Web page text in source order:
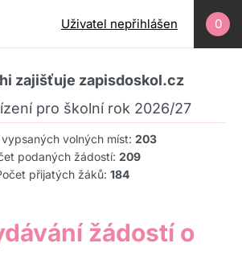
Uživatel nepřihlášen
0
zajišťuje zapisdoskol.cz
pro školní rok 2026/27
volných míst: 203
podaných žádostí: 209
přijatých žáků: 184
žádostí o